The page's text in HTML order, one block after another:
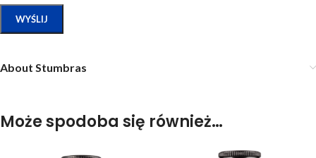
About Stumbras
Może spodoba się również…